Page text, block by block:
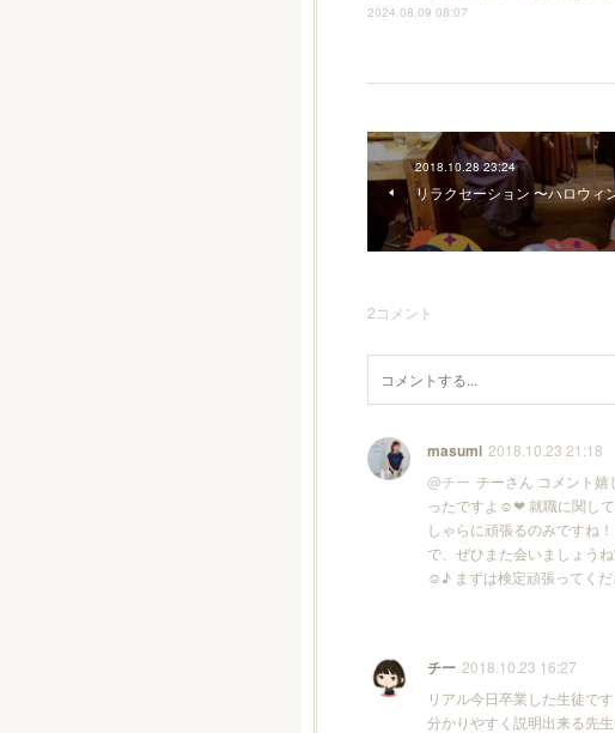
2024.08.09 08:07
2018.10.28 23:24
リラクセーション 〜ハロウィ
2コメント
masumi 2018.10.23 21:18
@チー チーさん コメント
ったですよ☺︎❤︎ 就職に関し
しゃらに頑張るのみですね
で、ぜひまた会いましょう
☺︎♪ まずは検定頑張ってくだ
チー 2018.10.23 16:27
リアル今日卒業した生徒で
分かりやすく説明出来る先